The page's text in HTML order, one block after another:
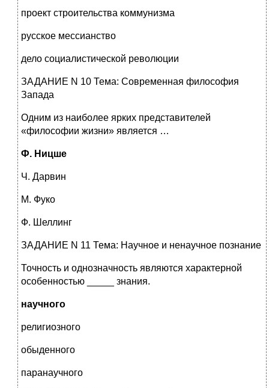
проект строительства коммунизма
русское мессианство
дело социалистической революции
ЗАДАНИЕ N 10 Тема: Современная философия
Запада
Одним из наиболее ярких представителей
«философии жизни» является …
Ф. Ницше
Ч. Дарвин
М. Фуко
Ф. Шеллинг
ЗАДАНИЕ N 11 Тема: Научное и ненаучное познание
Точность и однозначность являются характерной
особенностью _____ знания.
научного
религиозного
обыденного
паранаучного